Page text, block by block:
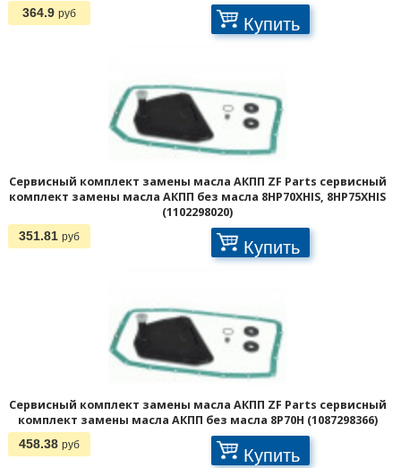
364.9 руб Купить
Сервисный комплект замены масла АКПП ZF Parts сервисный
комплект замены масла АКПП без масла 8HP70XHIS, 8HP75XHIS
(1102298020)
351.81 руб Купить
Сервисный комплект замены масла АКПП ZF Parts сервисный
комплект замены масла АКПП без масла 8P70H (1087298366)
458.38 руб Купить